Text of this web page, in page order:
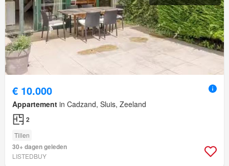
€ 10.000
Appartement in Cadzand, Sluis, Zeeland
2
Tillen
30+ dagen geleden
LISTEDBUY